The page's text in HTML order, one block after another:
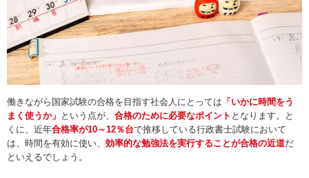
働きながら国家試験の合格を目指す社会人にとっては 「いかに時間をう
まく使うか」 という点が、 合格のために必要なポイント となります。と
くに、近年合格率が10～12％台で推移している行政書士試験において
は、時間を有効に使い、 効率的な勉強法を実行することが合格の近道だ
といえるでしょう。